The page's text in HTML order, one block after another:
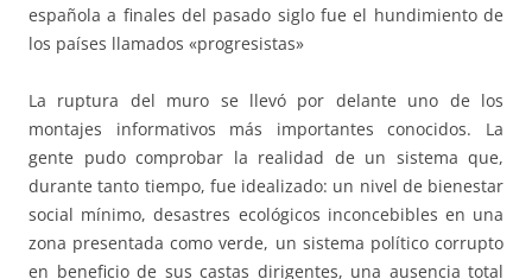
española a finales del pasado siglo fue el hundimiento de
los países llamados «progresistas»
La ruptura del muro se llevó por delante uno de los
montajes informativos más importantes conocidos. La
gente pudo comprobar la realidad de un sistema que,
durante tanto tiempo, fue idealizado: un nivel de bienestar
social mínimo, desastres ecológicos inconcebibles en una
zona presentada como verde, un sistema político corrupto
en beneficio de sus castas dirigentes, una ausencia total